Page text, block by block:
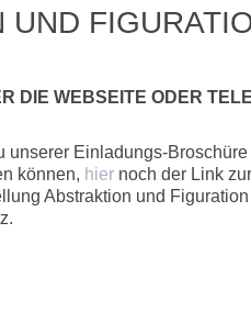
UND
DIE WEBSEITE ODER
unserer Einladungs-
können, hier noch der Link zur
Abstraktion und